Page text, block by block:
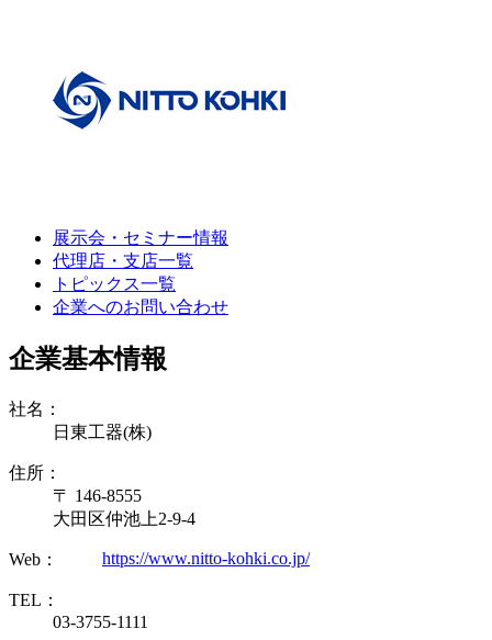
展示会・セミナー情報
代理店・支店一覧
トピックス一覧
企業へのお問い合わせ
企業基本情報
社名：
日東工器(株)
住所：
〒 146-8555
大田区仲池上2-9-4
Web： https://www.nitto-kohki.co.jp/
TEL：
03-3755-1111